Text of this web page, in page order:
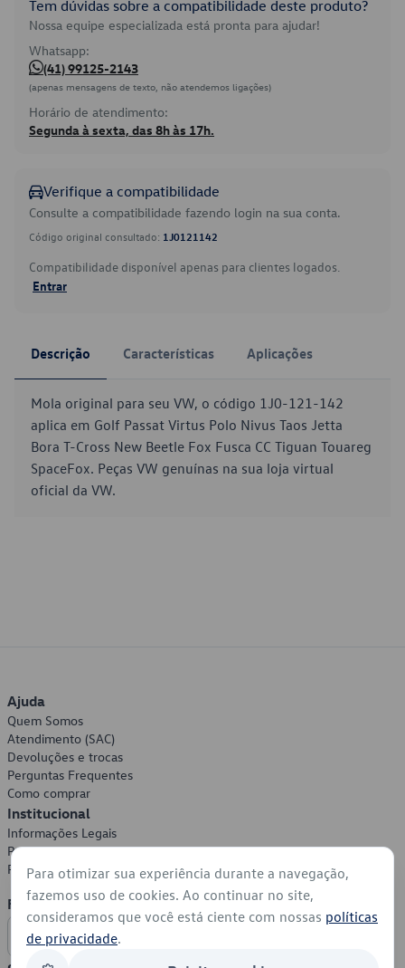
Tem dúvidas sobre a compatibilidade deste produto?
Nossa equipe especializada está pronta para ajudar!
Whatsapp:
(41) 99125-2143
(apenas mensagens de texto, não atendemos ligações)
Horário de atendimento:
Segunda à sexta, das 8h às 17h.
Verifique a compatibilidade
Consulte a compatibilidade fazendo login na sua conta.
Código original consultado: 1J0121142
Compatibilidade disponível apenas para clientes logados.
Entrar
Descrição Características Aplicações
Mola original para seu VW, o código 1J0-121-142
aplica em Golf Passat Virtus Polo Nivus Taos Jetta
Bora T-Cross New Beetle Fox Fusca CC Tiguan Touareg
SpaceFox. Peças VW genuínas na sua loja virtual
oficial da VW.
Ajuda
Quem Somos
Atendimento (SAC)
Devoluções e trocas
Perguntas Frequentes
Como comprar
Institucional
Informações Legais
Política de Privacidade
Política de Cookies
Formas de Pagamento
Para otimizar sua experiência durante a navegação,
fazemos uso de cookies. Ao continuar no site,
consideramos que você está ciente com nossas políticas
de privacidade.